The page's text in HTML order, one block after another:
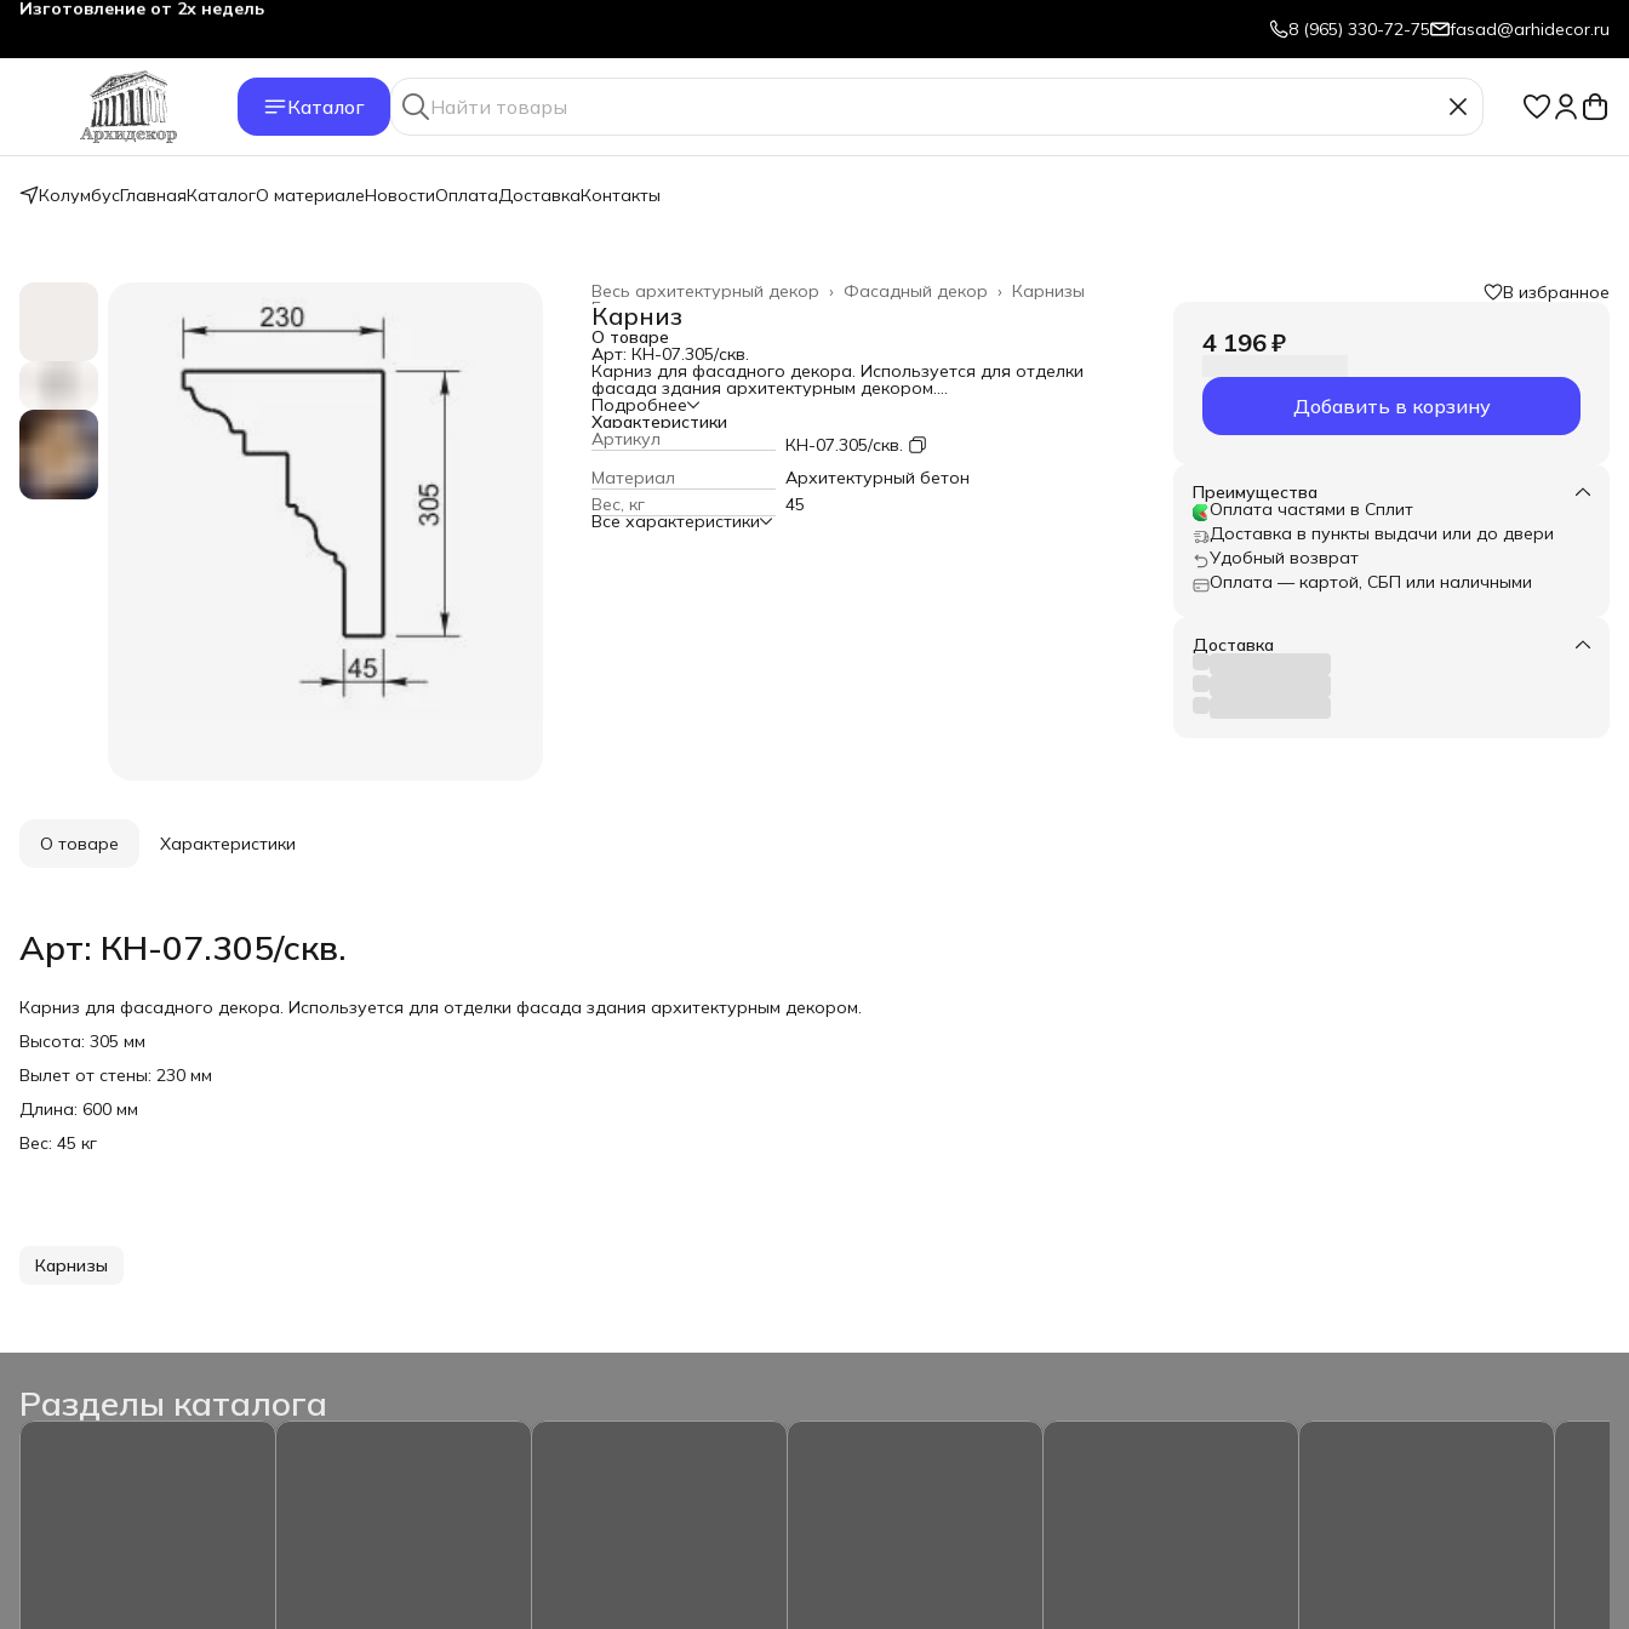
8 (965) 330-72-75 fasad@arhidecor.ru
Каталог
КолумбусГлавнаяКаталогО материалеНовостиОплатаДоставкаКонтакты
Карнизы
Фасадный декор ›
Весь архитектурный декор ›
Главная ›
Карниз
О товаре
Арт: КН-07.305/скв.
Карниз для фасадного декора. Используется для отделки
фасада здания архитектурным декором.
Высота: 305 мм
Вылет от стены: 230 мм
Длина: 600 мм
Вес: 45 кг
Подробнее
Характеристики
Артикул
КН-07.305/скв.
Материал
Архитектурный бетон
Вес, кг
45
Все характеристики
В избранное
4 196 ₽
Добавить в корзину
Преимущества
Оплата частями в Сплит
Доставка в пункты выдачи или до двери
Удобный возврат
Оплата — картой, СБП или наличными
Доставка
О товаре Характеристики
Арт: КН-07.305/скв.
Карниз для фасадного декора. Используется для отделки фасада здания архитектурным декором.
Высота: 305 мм
Вылет от стены: 230 мм
Длина: 600 мм
Вес: 45 кг
Карнизы
Разделы каталога